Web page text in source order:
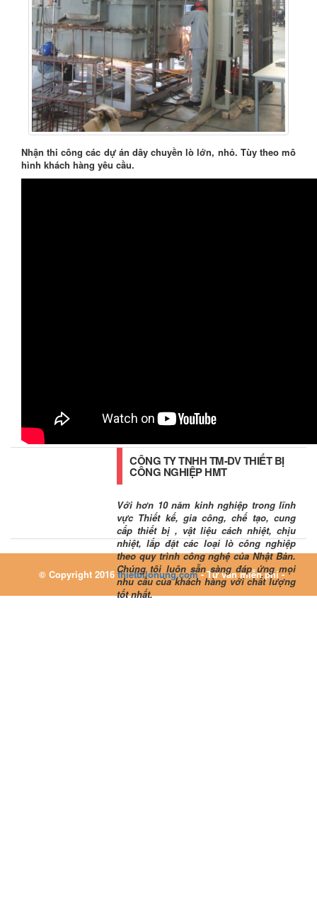
Nhận thi công các dự án dây chuyền lò lớn, nhỏ. Tùy theo mô
hình khách hàng yêu cầu.
CÔNG TY TNHH TM-DV THIẾT BỊ
CÔNG NGHIỆP HMT
Với hơn 10 năm kinh nghiệp trong lĩnh
vực Thiết kế, gia công, chế tạo, cung
cấp thiết bị , vật liệu cách nhiệt, chịu
nhiệt, lắp đặt các loại lò công nghiệp
theo quy trình công nghệ của Nhật Bản.
Chúng tôi luôn sẵn sàng đáp ứng mọi
nhu cầu của khách hàng với chất lượng
tốt nhất.
© Copyright 2016 thietbilonung.com- Tư vấn miễn phí -